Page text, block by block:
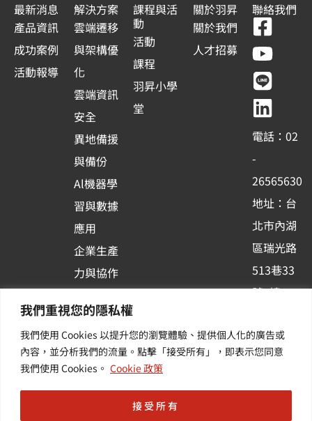
我們重視您的隱私權
我們使用 Cookies 以提升您的瀏覽體驗、提供個人化的廣告或
內容，並分析我們的流量。點擊「接受所有」，即表示您同意
我們使用 Cookies。 Cookie 政策
接受所有
最新消息
產品資訊
成功案例
活動報導
解決方案
雲端遷移
與架構優
化
雲端資訊
安全
異地備援
與備份
Al機器學
習與數據
應用
企業生產
力與協作
台應用
其他／加
值服務
課程與活
動
活動
課程
羽昇小學
堂
關於羽昇
關於我們
人才招募
聯絡我們
F
a
c
e
b
o
o
k
-
s
q
u
a
r
Y
o
u
t
u
b
e
L
i
n
e
L
i
n
k
e
d
i
n
電話：02
-
26565630
地址：台
北市內湖
區瑞光路
513巷33
號6樓
新訊 | 提
供您最新